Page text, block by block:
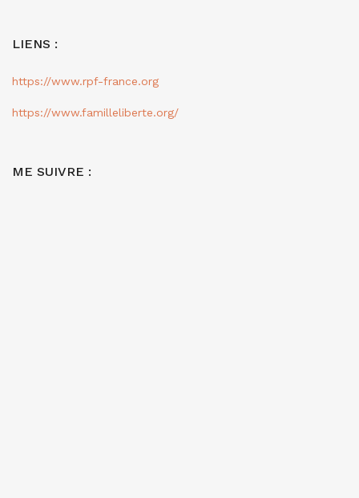
LIENS :
https://www.rpf-france.org
https://www.familleliberte.org/
ME SUIVRE :